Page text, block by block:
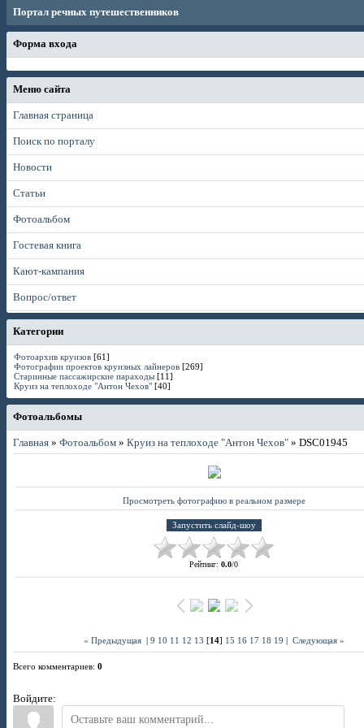
Портал речных путешественников
Форма входа
Меню сайта
Главная страница
Поиск по порталу
Новости
Статьи
Фотоальбом
Гостевая книга
Кают-кампания
Вопрос/ответ
Категории
Фотоархив круизов [61]
Фотографии проектов круизных лайнеров [269]
Старинные пассажирские параходы [11]
Круиз на теплоходе "Антон Чехов" [40]
Фотоальбомы
Главная » Фотоальбом » Круиз на теплоходе "Антон Чехов" » DSC01945
Просмотреть фотографию в реальном размере
Рейтинг: 0.0/0
« Предыдущая 9 10 11 12 13 [14] 15 16 17 18 19 Следующая »
Всего комментариев: 0
Войдите: